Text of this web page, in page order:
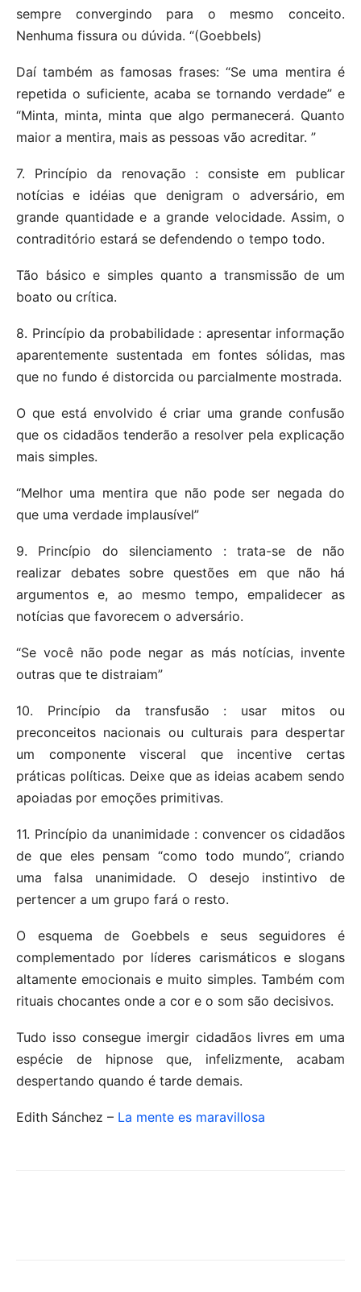
sempre convergindo para o mesmo conceito.
Nenhuma fissura ou dúvida. “(Goebbels)
Daí também as famosas frases: “Se uma mentira é
repetida o suficiente, acaba se tornando verdade” e
“Minta, minta, minta que algo permanecerá. Quanto
maior a mentira, mais as pessoas vão acreditar. ”
7. Princípio da renovação : consiste em publicar
notícias e idéias que denigram o adversário, em
grande quantidade e a grande velocidade. Assim, o
contraditório estará se defendendo o tempo todo.
Tão básico e simples quanto a transmissão de um
boato ou crítica.
8. Princípio da probabilidade : apresentar informação
aparentemente sustentada em fontes sólidas, mas
que no fundo é distorcida ou parcialmente mostrada.
O que está envolvido é criar uma grande confusão
que os cidadãos tenderão a resolver pela explicação
mais simples.
“Melhor uma mentira que não pode ser negada do
que uma verdade implausível”
9. Princípio do silenciamento : trata-se de não
realizar debates sobre questões em que não há
argumentos e, ao mesmo tempo, empalidecer as
notícias que favorecem o adversário.
“Se você não pode negar as más notícias, invente
outras que te distraiam”
10. Princípio da transfusão : usar mitos ou
preconceitos nacionais ou culturais para despertar
um componente visceral que incentive certas
práticas políticas. Deixe que as ideias acabem sendo
apoiadas por emoções primitivas.
11. Princípio da unanimidade : convencer os cidadãos
de que eles pensam “como todo mundo”, criando
uma falsa unanimidade. O desejo instintivo de
pertencer a um grupo fará o resto.
O esquema de Goebbels e seus seguidores é
complementado por líderes carismáticos e slogans
altamente emocionais e muito simples. Também com
rituais chocantes onde a cor e o som são decisivos.
Tudo isso consegue imergir cidadãos livres em uma
espécie de hipnose que, infelizmente, acabam
despertando quando é tarde demais.
Edith Sánchez – La mente es maravillosa